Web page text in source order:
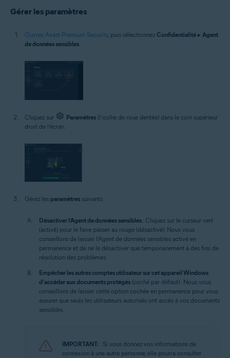
Gérer les paramètres
Ouvrez Avast Premium Security, puis sélectionnez Confidentialité ▸ Agent
de données sensibles.
Cliquez sur Paramètres (l’icône de roue dentée) dans le coin supérieur
droit de l’écran.
Gérez les paramètres suivants :
Désactiver l’Agent de données sensibles : Cliquez sur le curseur vert
(activé) pour le faire passer au rouge (désactivé). Nous vous
conseillons de laisser l’Agent de données sensibles activé en
permanence et de ne le désactiver que temporairement à des fins de
résolution des problèmes.
Empêcher les autres comptes utilisateur sur cet appareil Windows
d'accéder aux documents protégés (coché par défaut) : Nous vous
conseillons de laisser cette option cochée en permanence pour vous
assurer que seuls les utilisateurs autorisés ont accès à vos documents
sensibles.
IMPORTANT:
Si vous donnez vos informations de
connexion à une autre personne, elle pourra consulter